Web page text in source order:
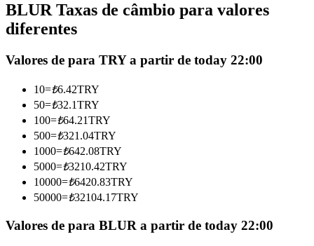
Torne-se um Trader de Cópias
Desfrute da partilha de lucros e comissões de copy trading
BLUR Taxas de câmbio para valores
diferentes
Valores de para TRY a partir de today 22:00
10=₺6.42TRY
50=₺32.1TRY
100=₺64.21TRY
500=₺321.04TRY
1000=₺642.08TRY
5000=₺3210.42TRY
10000=₺6420.83TRY
50000=₺32104.17TRY
Valores de para BLUR a partir de today 22:00